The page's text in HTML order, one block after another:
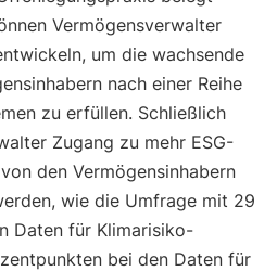
Vermögensverwalter
um die wachsende
nach einer Reihe
zu erfüllen. Schließlich
Zugang zu mehr ESG-
den Vermögensinhabern
wie die Umfrage mit 29
Daten für Klimarisiko-
bei den Daten für